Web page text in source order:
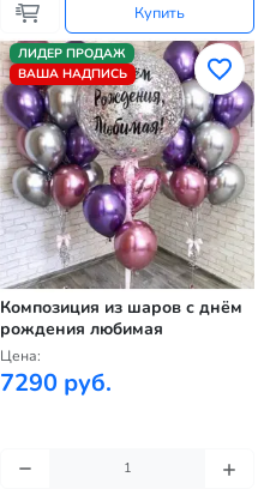
Купить
ЛИДЕР ПРОДАЖ
ВАША НАДПИСЬ
Композиция из шаров с днём
рождения любимая
Цена:
7290 руб.